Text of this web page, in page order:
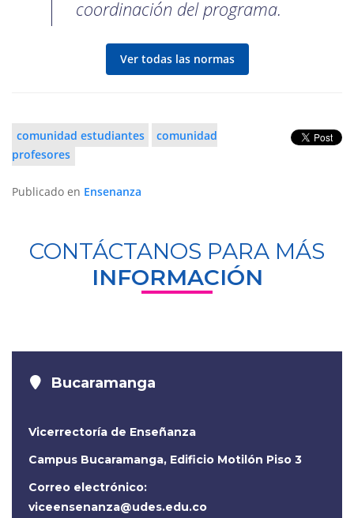
coordinación del programa.
Ver todas las normas
comunidad estudiantes
comunidad
profesores
Publicado en Ensenanza
CONTÁCTANOS PARA MÁS
INFORMACIÓN
Bucaramanga
Vicerrectoría de Enseñanza
Campus Bucaramanga, Edificio Motilón Piso 3
Correo electrónico:
viceensenanza@udes.edu.co